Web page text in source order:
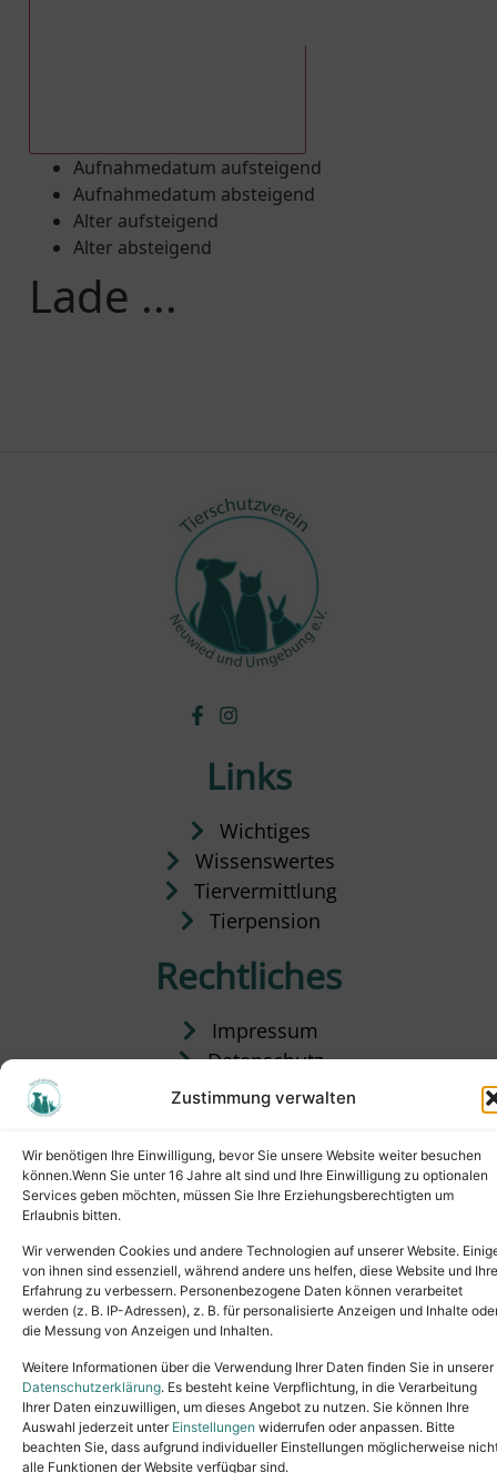
Zustimmung verwalten
Wir benötigen Ihre Einwilligung, bevor Sie unsere Website weiter besuchen
können.Wenn Sie unter 16 Jahre alt sind und Ihre Einwilligung zu optionalen
Services geben möchten, müssen Sie Ihre Erziehungsberechtigten um
Erlaubnis bitten.
Wir verwenden Cookies und andere Technologien auf unserer Website.
von ihnen sind essenziell, während andere uns helfen, diese Website und Ihre
Erfahrung zu verbessern. Personenbezogene Daten können verarbeitet
werden (z. B. IP-Adressen), z. B. für personalisierte Anzeigen und Inhalte
die Messung von Anzeigen und Inhalten.
Weitere Informationen über die Verwendung Ihrer Daten finden Sie in unserer
Datenschutzerklärung. Es besteht keine Verpflichtung, in die Verarbeitung
Ihrer Daten einzuwilligen, um dieses Angebot zu nutzen. Sie können Ihre
Auswahl jederzeit unter Einstellungen widerrufen oder anpassen. Bitte
beachten Sie, dass aufgrund individueller Einstellungen möglicherweise
alle Funktionen der Website verfügbar sind.
Aufnahmedatum aufsteigend
Aufnahmedatum absteigend
Alter aufsteigend
Alter absteigend
Lade ...
Links
Wichtiges
Wissenswertes
Tiervermittlung
Tierpension
Rechtliches
Impressum
Datenschutz
Satzung
Copyright © 2024. All rights reserved.
Tel.: (02631) 55356buero@tierheim-neuwied.de
Ludwigshof 1, 56567 Neuwied